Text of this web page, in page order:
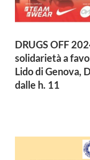
DRUGS OFF
solidarietà a
Lido di Genova,
dalle h. 11